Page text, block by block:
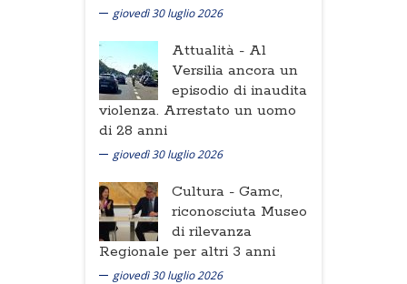
giovedì 30 luglio 2026
Attualità - Al
Versilia ancora un
episodio di inaudita
violenza. Arrestato un uomo
di 28 anni
giovedì 30 luglio 2026
Cultura - Gamc,
riconosciuta Museo
di rilevanza
Regionale per altri 3 anni
giovedì 30 luglio 2026